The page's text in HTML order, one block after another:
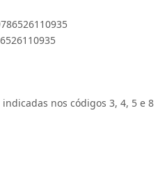
nos códigos 3, 4, 5 e 8